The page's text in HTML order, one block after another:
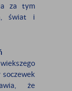
za tym
świat i
że